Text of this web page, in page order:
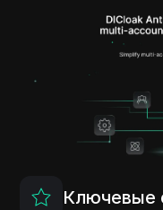
Ключевые